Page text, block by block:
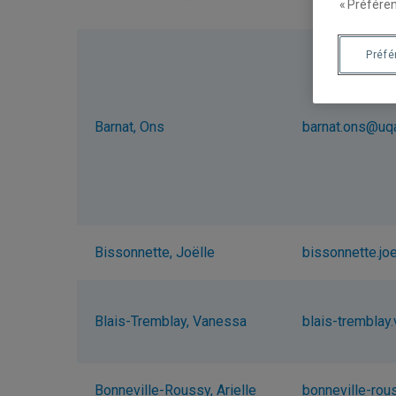
Barnat, Ons
Bissonnette, Joëlle
Blais-Tremblay, Vanessa blais-
Bonneville-Roussy, Arielle bonneville-
«